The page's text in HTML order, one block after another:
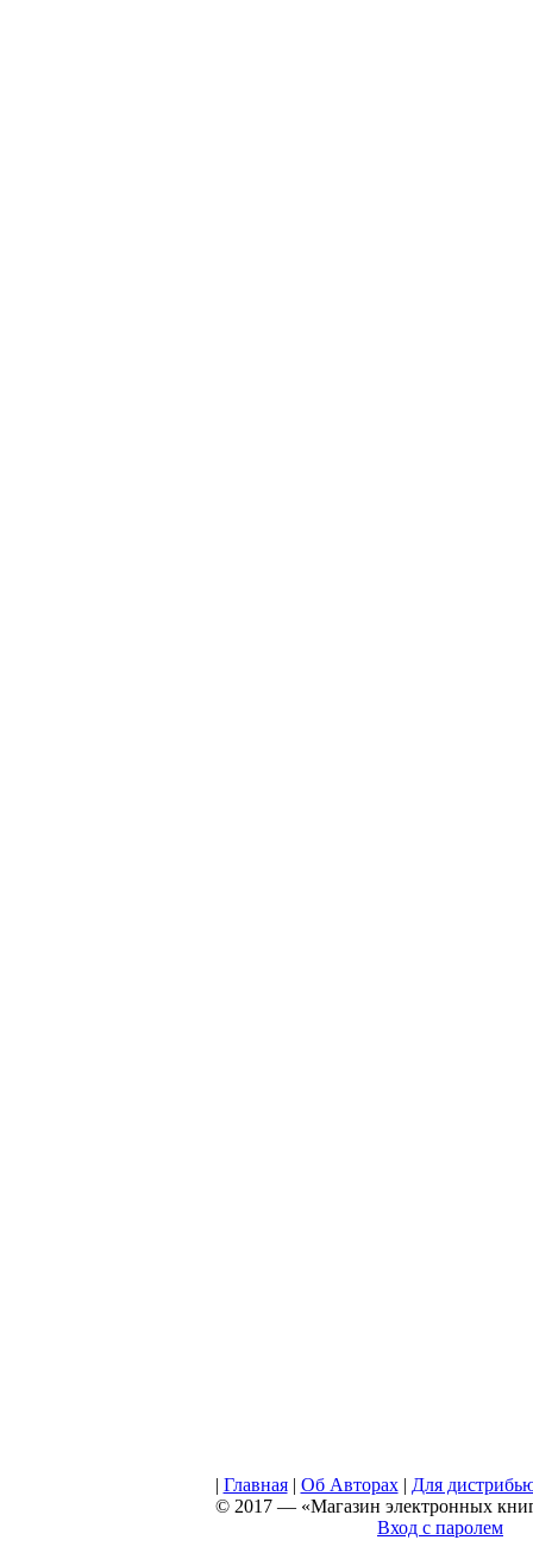
| Главная| Об Авторах| Для
© 2017 — «Магазин электронных
Вход с паролем